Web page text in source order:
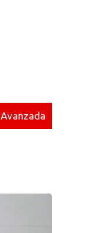
Avanzada